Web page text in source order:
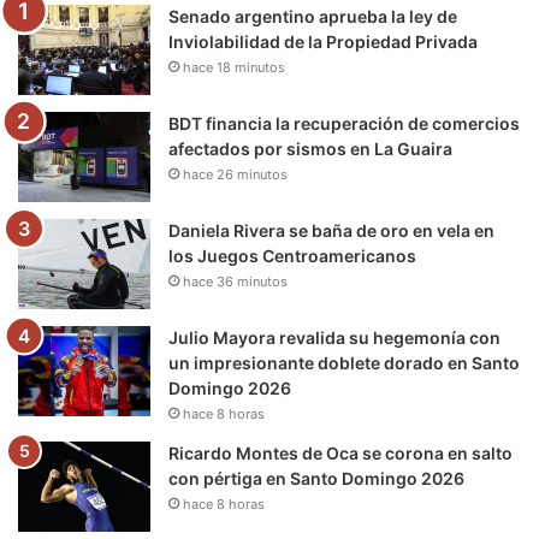
o
k
r
e
r
m
a
Senado argentino aprueba la ley de
Inviolabilidad de la Propiedad Privada
hace 18 minutos
BDT financia la recuperación de comercios
afectados por sismos en La Guaira
hace 26 minutos
Daniela Rivera se baña de oro en vela en
los Juegos Centroamericanos
hace 36 minutos
Julio Mayora revalida su hegemonía con
un impresionante doblete dorado en Santo
Domingo 2026
hace 8 horas
Ricardo Montes de Oca se corona en salto
con pértiga en Santo Domingo 2026
hace 8 horas